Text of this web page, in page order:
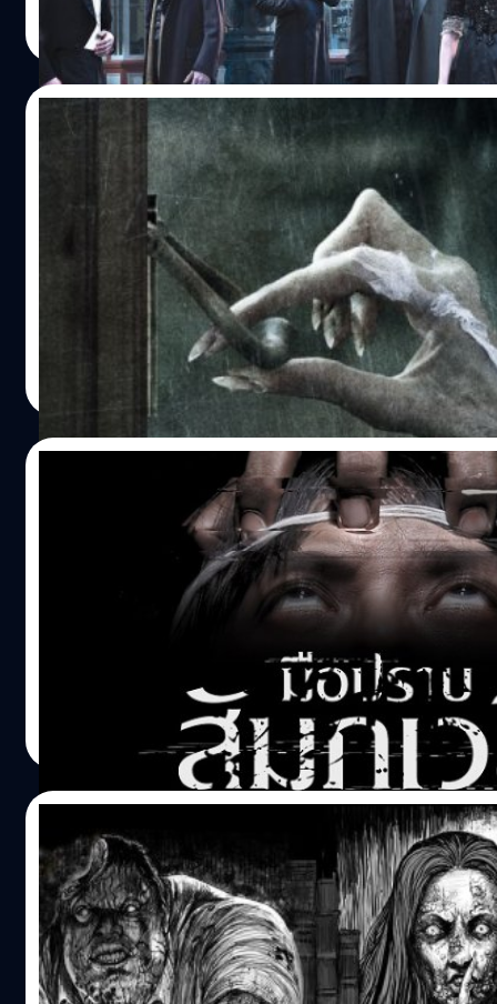
ที่มาถ่ายทำในบ้านเรามากมายมารับผิดชอบไป ซึ่งการที่ต้องถ่
ข้อจำกัดอย่างการห้ามตั้งขาตั้งกล้องและใช้ทีมใหญ่ตามข้อต
การใช้พื้นที่ ทำให้ภิไธยเลือกใช้เลนส์อนามอฟิกที่ทำให้ได้ภาพ
เหมาะกับการถ่ายแบบแฮนด์เฮลด์อีกด้วย นอกจากนี้ในฉากลอ
ยังได้ สมศักดิ์ ศรีสวัสดิ์ เจ้าพ่อลองเทคของสหมงคล ที่มีผลงา
อย่างฉากลองเทคแอ็กชั่นตึก 4 ชั้นยาว 4 นาทีใน ต้มยำกุ้ง มา
กำกับในฉากต้นเรื่องให้เป็นพิเศษอีก เรียกว่าชื่อชั้นด้านทีมงาน
หายห่วงได้ล่ะ ไม่พอในด้านบทหนัง ยังเป็นโปรเจคที่ใช้ทีมงาน
เวลาฟูมฟักกันมานานกว่า 3 ปีทีเดียว จนได้ผู้กำกับไพรัชมาสรุ
สอดแทรกประสบการณ์ส่วนตัวลงไป เกิดเป็นหนังอย่างที่ได้รั
งานสร้างยอดเยี่ยม ดนตรีประกอบยอดเยี่ยม และแต่งหน้าทำ
ยอดเยี่ยมจาก Bafta TV Craft 2015 ออกอากาศช่อง
Sky และระบบสตรีมมิง ที่ Netflix, HOLLYWOOD HD และ
SEASON1 http://watch.hollywood-
hdtv.com/contentcollections/1002528 SEASON2
http://watch.hollywood-
hdtv.com/contentcollections/1001932 SEASON3
http://watch.hollywood-
hdtv.com/contentcollections/1045579 เมื่อความชั่วร้ายป
ท้องถนนของลอนดอน มีเพียงเหล่าผู้กล้าที่พร้อมทดสอบศรัท
เผชิญหน้าปีศาจร้ายทั้ง เซอร์มัลคอล์ม (ธีโมธี ดัลตัน) พ่อผู้ทุ
ทรมาน เมื่อลูกสาวหายตัวไปอย่างลึกลับ โดยเขาได้รับความช่
Read More
07/03/2017
Don’t Knock Twice: หนังผีที่นั่งเดาตอนจบโ
Don't Knock Twice ดูหน้าหนังเชื่อว่าทุกคนคงคิดว่าเป็นหนัง
จากทั้งชื่อทีมงานที่เราไม่รู้จักเลยสักคน ทั้งผู้กำกับ คาราดอก
บริว. เจมส์ คนเขียนบท มาร์ค ฮักเคอร์บี กับ นิค ออสทเลอร์ ซึ่ง
ทั้งหมดไม่มีผลงานที่เคยเข้าบ้านเราให้ได้จดจำเลย ที่ดูมีเครดิ
บ้างก็มีเพียงสองนักแสดงนำอย่าง เคที แซคฮอฟ ที่เคยได้ราง
การเล่นสมทบในทีวีซีรีส์เรื่อง Battlestar Galactica (2004) แ
หน้าผ่านตาในหนังใหญ่อย่าง Riddick (2013) และ Oculus
กับอีกหนึ่งนักแสดงนำอย่าง ลูซี่ บอยน์ตัน ที่เพิ่งมีบทนำในหนัง
ฮิตอย่าง Sing Street (2016) ของผู้กำกับ จอห์น คาร์นีย์ นอก
เป็นนักแสดงที่มีบทแบบเกือบลืมหน้าทั้งนั้นอย่างนักแสดงอังก
โมแรน ที่เคยมีบทเป็นหนึ่งในพ่อมดนักต้อนใน Harry Potter
Deathly Hallows (2010) ทั้ง 2 พาร์ท นอกนั้นที่เหลือนี่ก็ไม่รู้จั
ไฮไลท์ของหนังสำหรับคอหนังสายผีปีศาจ อาจเป็นนักแสดงสเ
เวียร์ โบเทต ที่หาหน้าในกูเกิ้ลดูก็คงไม่คุ้น เพราะพี่แกนิยมเล่น
ผีเป็นหลักเลย ถ้าวงการโมชั่นแคปเจอร์มี แอนดี้ เซอร์คิส เป็น
วงการผีก็มีโบเทตนี่ล่ะเป็นไอดอลเช่นกัน เรียกว่าพี่แกคืบคลา
หลอนมาตั้งแต่ผีใน Mama (2013) หรืออย่างใน The
| 3438 days ago
มือปราบสัมภเวสี The Lost Case: จากรายการ
หมอผีสู่หนังสยองแนวฟาวด์ฟุตเทจเรื่องแรก
ไทย ไสยไสยวัยรุ่นชอบ
หลายคนน่าจะเคยได้ยินรายการทีวีชื่อ มือปราบสัมภเวสี แต่บ
อาจจะคุ้ยเคยกับชื่อ หมอปลา แทน รายการนี้ก็ว่าด้วยหมอปล
ว่ามีพลังพิเศษสัมผัสเรื่องลี้ลับได้ หมอปลาก็ได้ร่วมกับทีมงาน
ตระเวนช่วยเหลือผู้คนที่ประสบปัญหาอันเนื่องมาจากการโดน
หรือสัมภเวสีรังควาน โดยมีบริษัทกันตนาได้ถ่ายทำและนำมาอ
อากาศทางช่องไทยรัฐทีวี ประเทศไทยมีผู้ป่วยอยู่ราวๆ 5 แสน
นี้กว่า 1 แสนคนเชื่อว่าป่วยเพราะสัมภเวสี - เกริ่นนำจากหนัง เอ
ว่าเชื่อหรือไม่คงแล้วแต่วิจารณญาณส่วนบุคคลครับ แต่ที่น่าส
คือ ทางค่ายกันตนา โมชั่น พิคเจอร์ส ผู้ผลิตรายการดังกล่าวที่
มาเอาดีกับโปรเจคหนังสยองขวัญทั้ง ห้องหุ่น และ อวสานโลก
สวย รวมถึงรายการสยองอย่าง ยายกะลาตากะลี และล่าสุด มิติ
มืด ก็ได้เลือกหนึ่งในเหตุการณ์ปริศนาในรายการดังกล่าวที่ยัง
บอกเล่าที่ใด มาทำเป็นหนังยาวในชื่อ มือปราบสัมภเวสี: The
Case โดยงานนี้ได้ โต๊ด-ชยัญ อิทธิจตุพร ผู้กำกับใหม่แห่งค่าย
ตนา ที่เคยมีผลงานหนังสั้นเฉลิมพระเกียรติ เทิดเกล้า เรื่อง ก
ภินิหาร มากำกับ พร้อมนักแสดงโนเนมเพื่อความสมจริงทั้งสิ้น
| 3467 days ago
School Tales เรื่องผีมีอยู่ว่า: หนังผีคอนเซปต์
ที่มาพร้อมการแสดงอันน่าอึดอัด
School Tales เรื่องผีมีอยู่ว่า งานหนังผีจากค่ายไฟว์สตาร์ที่ส่ง
มาให้คนไทยดูประจำ ดีๆก็มีงานคลาสสิคอย่าง ลองของ